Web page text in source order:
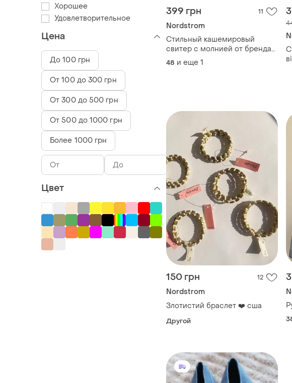
399 грн 11
Nordstrom
Стильный кашемировый
свитер с молнией от бренда
john w. nordstrom
48 и еще 1
150 грн 12
Nordstrom
Злотистий браслет ❤️ сша
Другой
Хорошее
Удовлетворительное
Цена
До 100 грн
От 100 до 300 грн
От 300 до 500 грн
От 500 до 1000 грн
Более 1000 грн
Цвет